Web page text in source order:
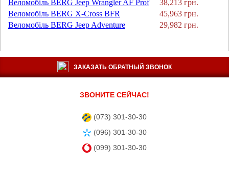
Веломобіль BERG Jeep Wrangler AF Prof
38,213 грн.
Веломобіль BERG X-Cross BFR
45,963 грн.
Веломобіль BERG Jeep Adventure
29,982 грн.
ЗАКАЗАТЬ ОБРАТНЫЙ ЗВОНОК
ЗВОНИТЕ СЕЙЧАС!
(073) 301-30-30
(096) 301-30-30
(099) 301-30-30